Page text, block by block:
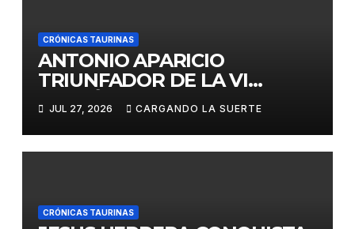
CRÓNICAS TAURINAS
ANTONIO APARICIO
TRIUNFADOR DE LA VI
EDICIÓN DEL CERTAMEN
«VILLA DE LA SOLANA»
JUL 27, 2026 CARGANDO LA SUERTE
CRÓNICAS TAURINAS